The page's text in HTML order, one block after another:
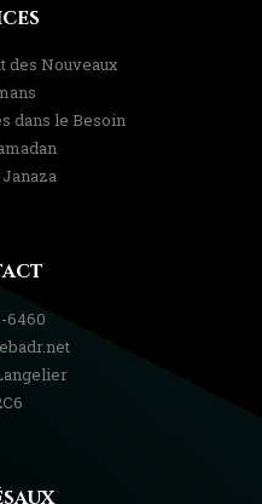
des Nouveaux
dans le Besoin
6460